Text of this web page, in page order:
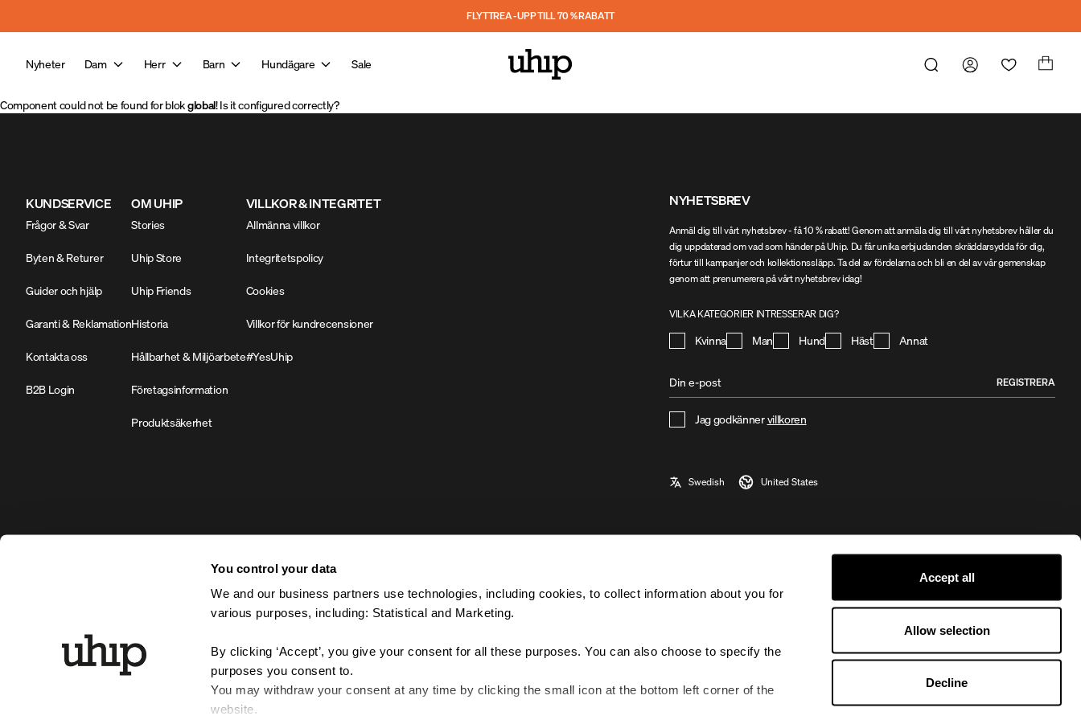
You control your data
We and our business partners use technologies, including cookies, to collect information about you for
various purposes, including: Statistical and Marketing.
By clicking ‘Accept’, you give your consent for all these purposes. You can also choose to specify the
purposes you consent to.
You may withdraw your consent at any time by clicking the small icon at the bottom left corner of the
website.
Accept all
Allow selection
Decline
FLYTTREA - UPP TILL 70 % RABATT
Nyheter Dam Herr Barn Hundägare Sale
Component could not be found for blokglobal! Is it configured correctly?
NYHETSBREV
Anmäl dig till vårt nyhetsbrev - få 10 % rabatt! Genom att anmäla dig till vårt nyhetsbrev håller du
dig uppdaterad om vad som händer på Uhip. Du får unika erbjudanden skräddarsydda för dig,
förtur till kampanjer och kollektionssläpp. Ta del av fördelarna och bli en del av vår gemenskap
genom att prenumerera på vårt nyhetsbrev idag!
VILKA KATEGORIER INTRESSERAR DIG?
Kvinna Man Hund Häst Annat
REGISTRERA
Jag godkännervillkoren
KUNDSERVICE
Frågor & Svar
Byten & Returer
Guider och hjälp
Garanti & Reklamation
Kontakta oss
B2B Login
OM UHIP
Stories
Uhip Store
Uhip Friends
Historia
Hållbarhet & Miljöarbete
Företagsinformation
Produktsäkerhet
VILLKOR & INTEGRITET
Allmänna villkor
Integritetspolicy
Cookies
Villkor för kundrecensioner
#YesUhip